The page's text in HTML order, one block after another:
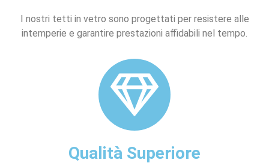
I nostri tetti in vetro sono progettati per resistere alle
intemperie e garantire prestazioni affidabili nel tempo.
Qualità Superiore